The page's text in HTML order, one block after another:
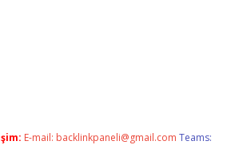
E-mail: backlinkpaneli@gmail.com Teams: